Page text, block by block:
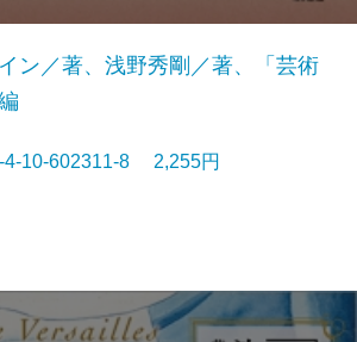
ン／著、浅野秀剛／著、「芸術
10-602311-8 2,255円